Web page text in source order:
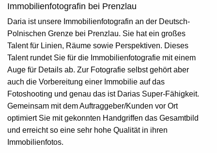
Immobilienfotografin bei Prenzlau
Daria ist unsere Immobilienfotografin an der Deutsch-
Polnischen Grenze bei Prenzlau. Sie hat ein großes
Talent für Linien, Räume sowie Perspektiven. Dieses
Talent rundet Sie für die Immobilienfotografie mit einem
Auge für Details ab. Zur Fotografie selbst gehört aber
auch die Vorbereitung einer Immobilie auf das
Fotoshooting und genau das ist Darias Super-Fähigkeit.
Gemeinsam mit dem Auftraggeber/Kunden vor Ort
optimiert Sie mit gekonnten Handgriffen das Gesamtbild
und erreicht so eine sehr hohe Qualität in ihren
Immobilienfotos.